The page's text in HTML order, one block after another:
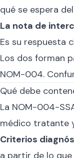
qué se espera
La nota de
Es su respuesta
Los dos forman
NOM-004.
Qué debe
La NOM-004-
médico tratante
Criterios
a partir de lo